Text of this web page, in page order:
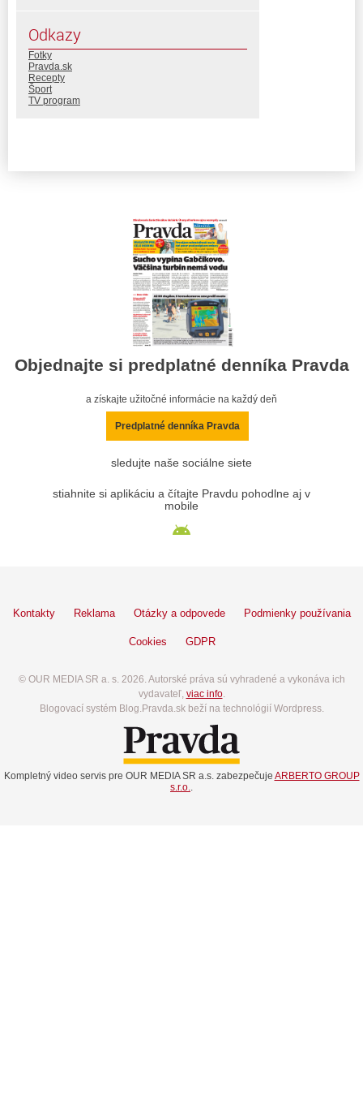
Odkazy
Fotky
Pravda.sk
Recepty
Šport
TV program
Objednajte si predplatné denníka Pravda
a získajte užitočné informácie na každý deň
Predplatné denníka Pravda
sledujte naše sociálne siete
stiahnite si aplikáciu a čítajte Pravdu pohodlne aj v
mobile
Kontakty Reklama Otázky a odpovede Podmienky používania
Cookies GDPR
© OUR MEDIA SR a. s. 2026. Autorské práva sú vyhradené a vykonáva ich
vydavateľ, viac info.
Blogovací systém Blog.Pravda.sk beží na technológií Wordpress.
Kompletný video servis pre OUR MEDIA SR a.s. zabezpečuje ARBERTO GROUP
s.r.o.